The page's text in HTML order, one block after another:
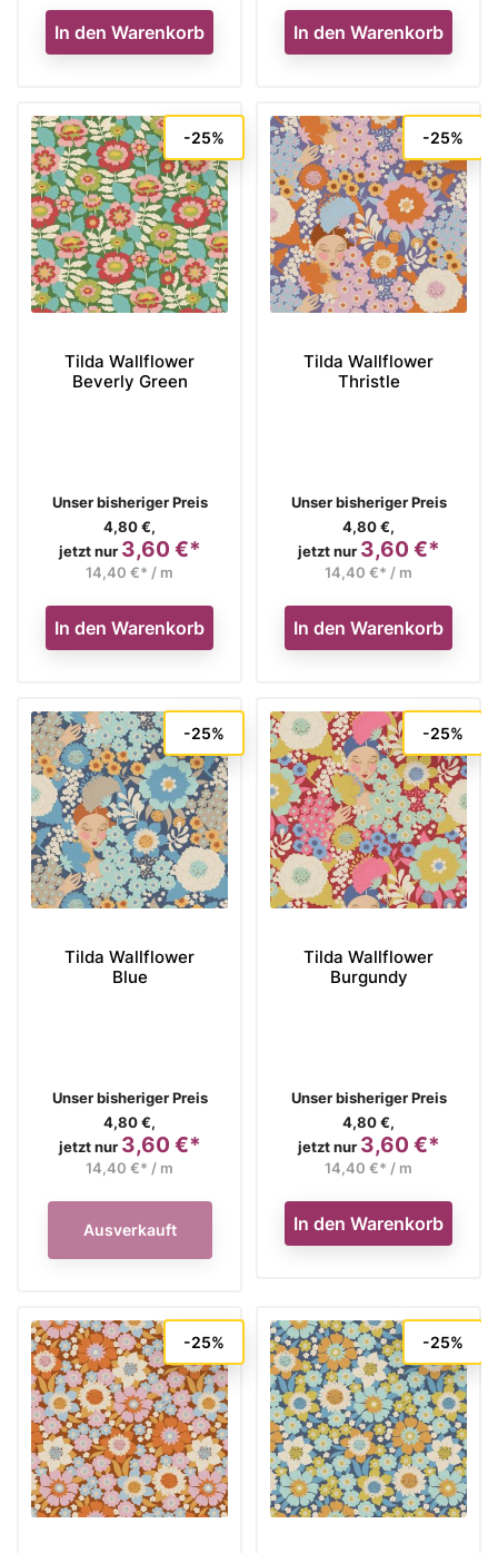
In den Warenkorb In den Warenkorb
Tilda Wallflower
Beverly Green
Verkaufspreis
Unser bisheriger Preis
4,80 €,
jetzt nur
-25%
Preis
3,60 €*
14,40 €* / m
In den Warenkorb
Tilda Wallflower
Thristle
Verkaufspreis
Unser bisheriger Preis
4,80 €,
jetzt nur
-25%
Preis
3,60 €*
14,40 €* / m
In den Warenkorb
Tilda Wallflower
Blue
Verkaufspreis
Unser bisheriger Preis
4,80 €,
jetzt nur
-25%
Preis
3,60 €*
14,40 €* / m
Ausverkauft
Tilda Wallflower
Burgundy
Verkaufspreis
Unser bisheriger Preis
4,80 €,
jetzt nur
-25%
Preis
3,60 €*
14,40 €* / m
In den Warenkorb
-25% -25%